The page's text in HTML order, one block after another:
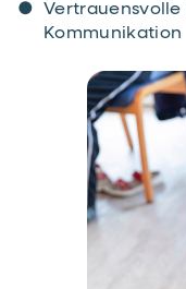
Kommunikation